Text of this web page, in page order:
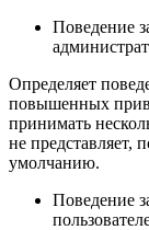
Поведение
Определяет
повышенных
принимать
не представляет,
умолчанию.
Поведение